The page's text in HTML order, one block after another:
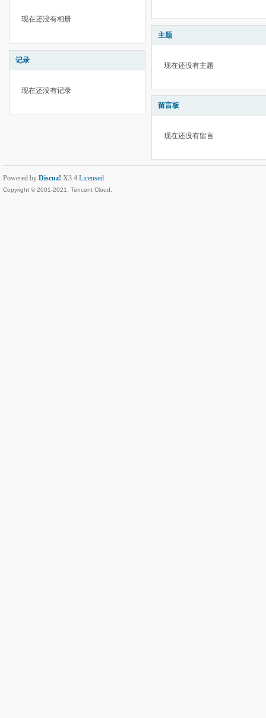
现在还没有相册
记录
现在还没有记录
主题
现在还没有主题
留言板
现在还没有留言
Powered by Discuz! X3.4 Licensed
Copyright © 2001-2021, Tencent Cloud.